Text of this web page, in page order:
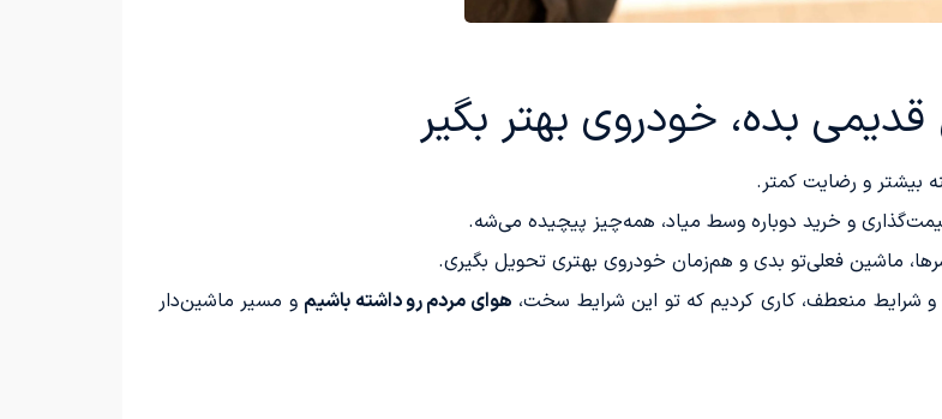
بده، خودروی بهتر بگیر
بیشتر و رضایت کمتر.
و خرید دوباره وسط میاد، همه‌چیز پیچیده می‌شه.
ماشین فعلی‌تو بدی و هم‌زمان خودروی بهتری تحویل بگیری.
و شرایط منعطف، کاری کردیم که تو این شرایط سخت، هوای مردم رو داشته باشیم و مسیر ماشین‌دار